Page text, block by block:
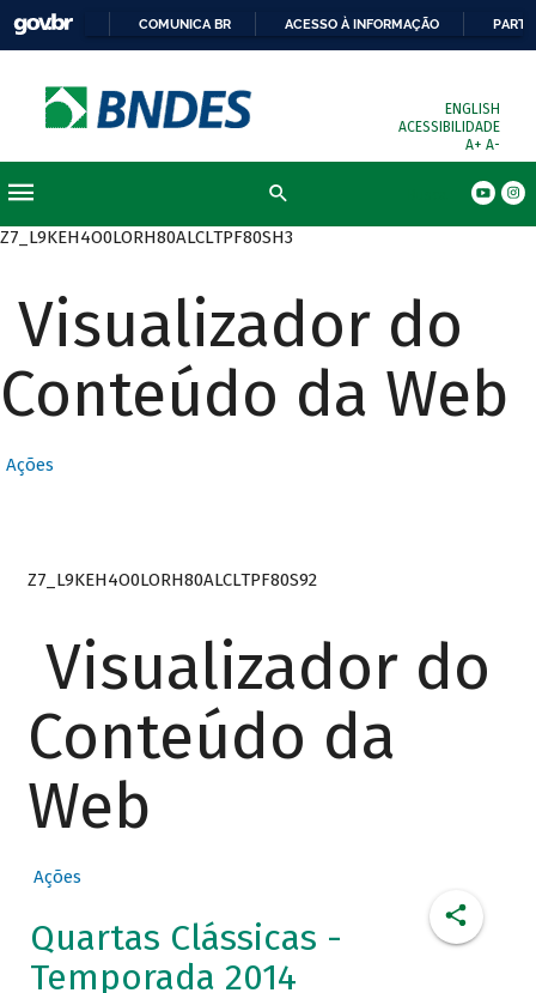
COMUNICA BR ACESSO À INFORMAÇÃO
ENGLISH
ACESSIBILIDADE
A+ A-
Z7_L9KEH4O0LORH80ALCLTPF80SH3
Visualizador do
Conteúdo da Web
Ações
Z7_L9KEH4O0LORH80ALCLTPF80S92
Visualizador do
Conteúdo da
Web
Ações
Quartas Clássicas -
Temporada 2014